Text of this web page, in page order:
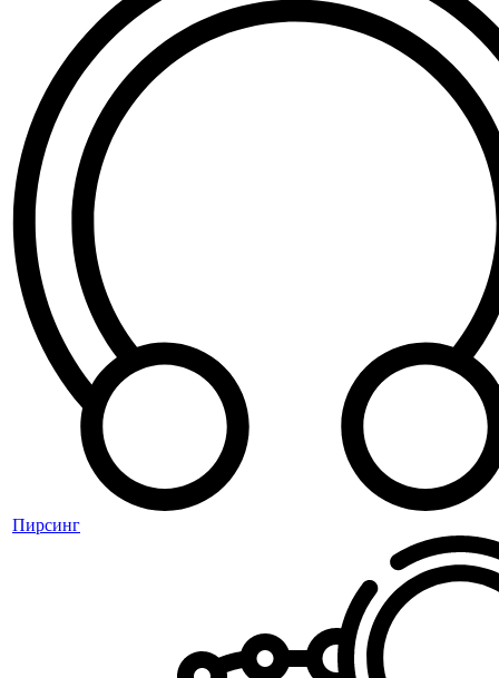
Пирсинг